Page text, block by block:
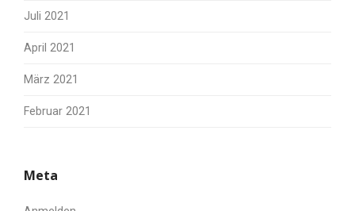
Juli 2021
April 2021
März 2021
Februar 2021
Meta